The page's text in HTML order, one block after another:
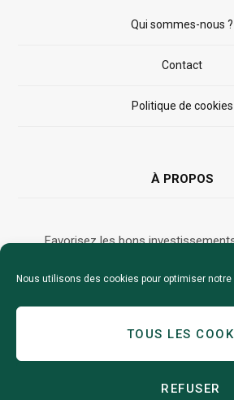
Nous utilisons des cookies pour optimiser
TOUS LES
REFUSER
Qui sommes-nous ?
Contact
Politique de cookies
À PROPOS
Favorisez les bons
argent.
Tous droits réservés © 2019 |